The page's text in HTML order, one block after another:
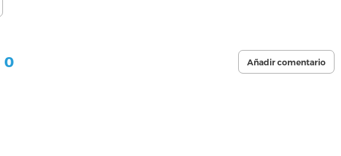
0 Añadir comentario